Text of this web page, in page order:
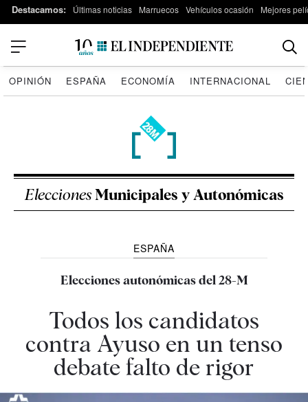
Destacamos: Últimas noticias Marruecos Vehículos ocasión Mejores
OPINIÓN ESPAÑA ECONOMÍA INTERNACIONAL
EleccionesMunicipales y Autonómicas
ESPAÑA
Elecciones autonómicas del 28-M
Todos los candidatos
contra Ayuso en un tenso
debate falto de rigor